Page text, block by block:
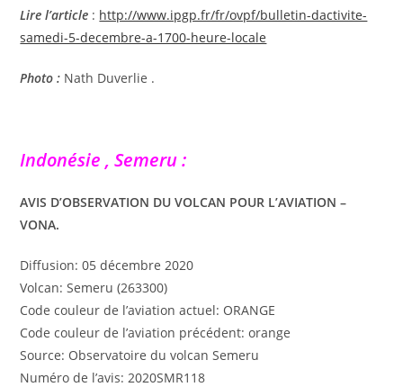
Lire l’article : http://www.ipgp.fr/fr/ovpf/bulletin-dactivite-
samedi-5-decembre-a-1700-heure-locale
Photo : Nath Duverlie .
Indonésie , Semeru :
AVIS D’OBSERVATION DU VOLCAN POUR L’AVIATION –
VONA.
Diffusion: 05 décembre 2020
Volcan: Semeru (263300)
Code couleur de l’aviation actuel: ORANGE
Code couleur de l’aviation précédent: orange
Source: Observatoire du volcan Semeru
Numéro de l’avis: 2020SMR118